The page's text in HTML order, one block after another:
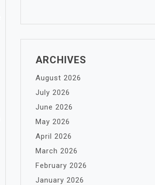
ARCHIVES
August 2026
July 2026
June 2026
May 2026
April 2026
March 2026
February 2026
January 2026